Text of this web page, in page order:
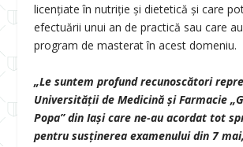
licențiate în nutriție și dietetică și care
efectuării unui an de practică sau care
program de masterat în acest domeniu.
„Le suntem profund recunoscători
Universității de Medicină și Farmacie
Popa” din Iași care ne-au acordat tot
pentru susținerea examenului din 7